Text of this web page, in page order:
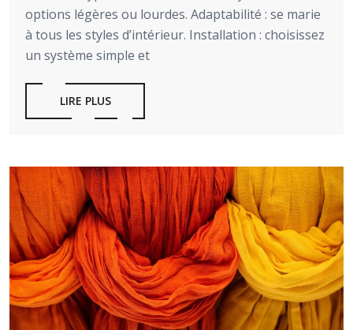
options légères ou lourdes. Adaptabilité : se marie
à tous les styles d’intérieur. Installation : choisissez
un système simple et
LIRE PLUS